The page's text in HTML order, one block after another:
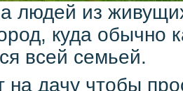
людей из
куда
всей семьей.
на дачу чтобы